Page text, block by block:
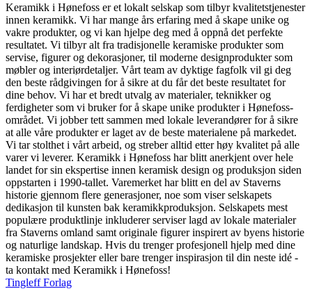
Keramikk i Hønefoss er et lokalt selskap som tilbyr kvalitetstjenester
innen keramikk. Vi har mange års erfaring med å skape unike og
vakre produkter, og vi kan hjelpe deg med å oppnå det perfekte
resultatet. Vi tilbyr alt fra tradisjonelle keramiske produkter som
servise, figurer og dekorasjoner, til moderne designprodukter som
møbler og interiørdetaljer. Vårt team av dyktige fagfolk vil gi deg
den beste rådgivingen for å sikre at du får det beste resultatet for
dine behov. Vi har et bredt utvalg av materialer, teknikker og
ferdigheter som vi bruker for å skape unike produkter i Hønefoss-
området. Vi jobber tett sammen med lokale leverandører for å sikre
at alle våre produkter er laget av de beste materialene på markedet.
Vi tar stolthet i vårt arbeid, og streber alltid etter høy kvalitet på alle
varer vi leverer. Keramikk i Hønefoss har blitt anerkjent over hele
landet for sin ekspertise innen keramisk design og produksjon siden
oppstarten i 1990-tallet. Varemerket har blitt en del av Staverns
historie gjennom flere generasjoner, noe som viser selskapets
dedikasjon til kunsten bak keramikkproduksjon. Selskapets mest
populære produktlinje inkluderer serviser lagd av lokale materialer
fra Staverns omland samt originale figurer inspirert av byens historie
og naturlige landskap. Hvis du trenger profesjonell hjelp med dine
keramiske prosjekter eller bare trenger inspirasjon til din neste idé -
ta kontakt med Keramikk i Hønefoss!
Tingleff Forlag